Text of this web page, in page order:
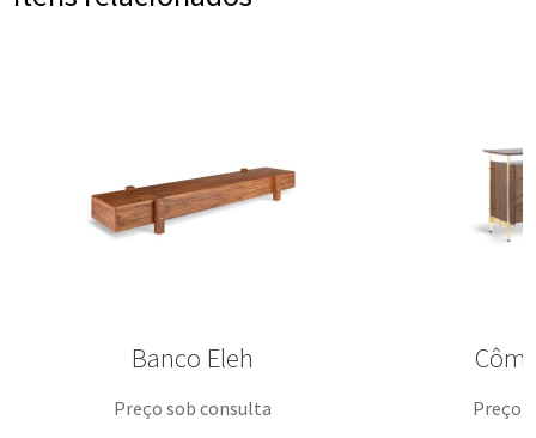
Banco Eleh
Preço sob consulta Preço